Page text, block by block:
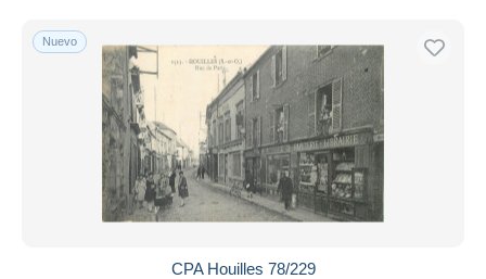
Nuevo
CPA Houilles 78/229